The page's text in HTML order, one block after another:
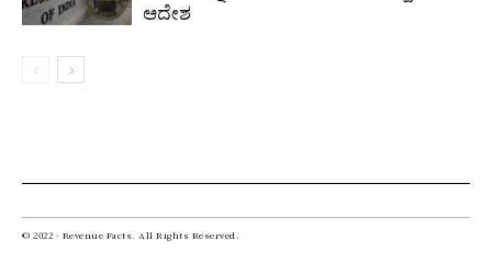
ಆದೇಶ
© 2022 - Revenue Facts. All Rights Reserved.